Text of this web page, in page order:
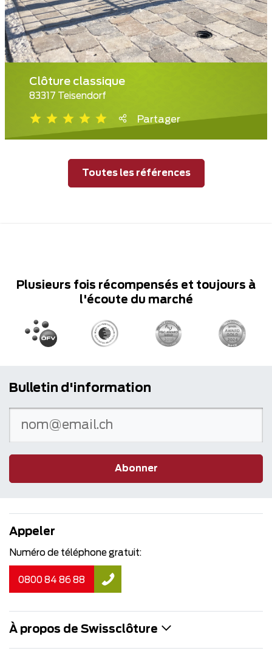
Clôture classique
83317 Teisendorf
Partager
Toutes les références
Plusieurs fois récompensés et toujours à
l'écoute du marché
Bulletin d'information
Abonner
Appeler
Numéro de téléphone gratuit:
0800 84 86 88
À propos de Swissclôture